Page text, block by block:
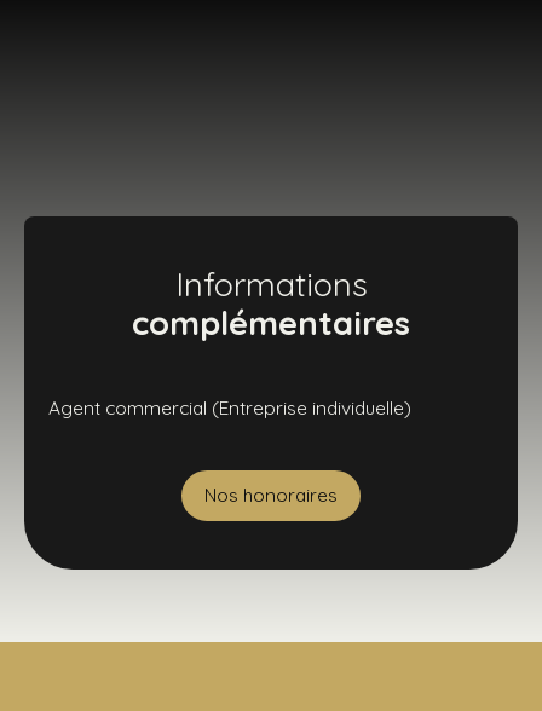
Informations
complémentaires
Agent commercial (Entreprise individuelle)
Nos honoraires